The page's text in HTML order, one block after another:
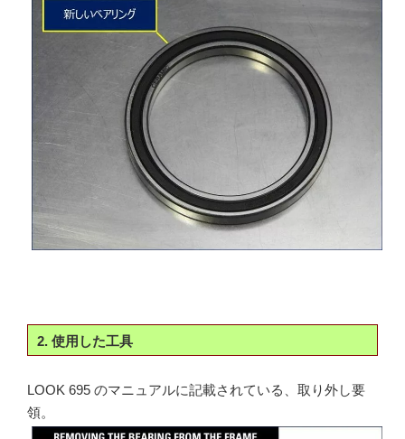
2. 使用した工具
LOOK 695 のマニュアルに記載されている、取り外し要
領。